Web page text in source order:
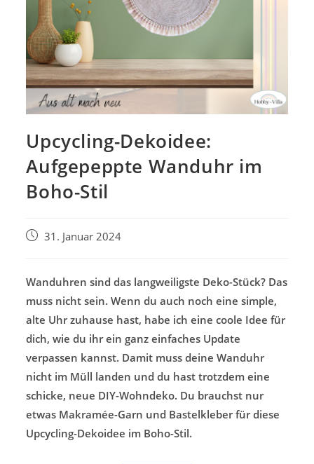
Upcycling-Dekoidee:
Aufgepeppte Wanduhr im
Boho-Stil
Beitrag31. Januar 2024
Wanduhren sind das langweiligste Deko-Stück? Das
muss nicht sein. Wenn du auch noch eine simple,
alte Uhr zuhause hast, habe ich eine coole Idee für
dich, wie du ihr ein ganz einfaches Update
verpassen kannst. Damit muss deine Wanduhr
nicht im Müll landen und du hast trotzdem eine
schicke, neue DIY-Wohndeko. Du brauchst nur
etwas Makramée-Garn und Bastelkleber für diese
Upcycling-Dekoidee im Boho-Stil.